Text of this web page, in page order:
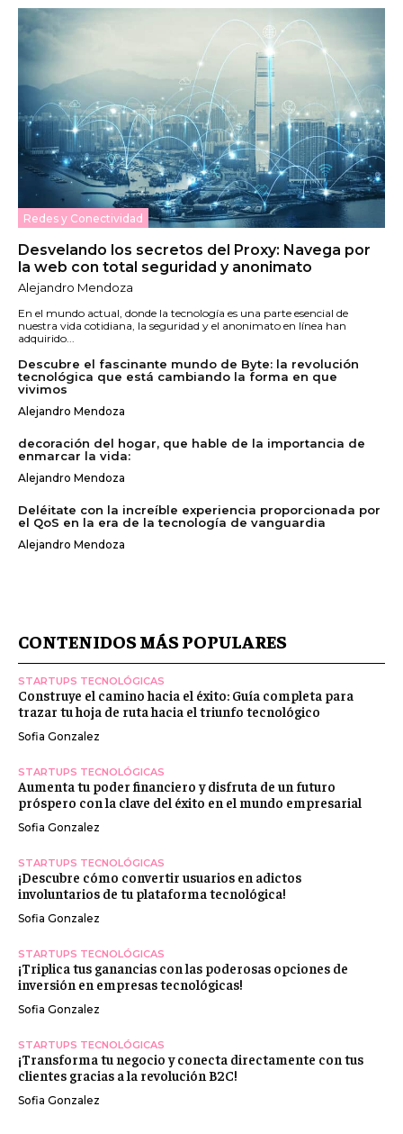
Redes y Conectividad
Desvelando los secretos del Proxy: Navega por
la web con total seguridad y anonimato
Alejandro Mendoza
En el mundo actual, donde la tecnología es una parte esencial de
nuestra vida cotidiana, la seguridad y el anonimato en línea han
adquirido...
Descubre el fascinante mundo de Byte: la revolución
tecnológica que está cambiando la forma en que
vivimos
Alejandro Mendoza
decoración del hogar, que hable de la importancia de
enmarcar la vida:
Alejandro Mendoza
Deléitate con la increíble experiencia proporcionada por
el QoS en la era de la tecnología de vanguardia
Alejandro Mendoza
CONTENIDOS MÁS POPULARES
STARTUPS TECNOLÓGICAS
Construye el camino hacia el éxito: Guía completa para
trazar tu hoja de ruta hacia el triunfo tecnológico
Sofia Gonzalez
STARTUPS TECNOLÓGICAS
Aumenta tu poder financiero y disfruta de un futuro
próspero con la clave del éxito en el mundo empresarial
Sofia Gonzalez
STARTUPS TECNOLÓGICAS
¡Descubre cómo convertir usuarios en adictos
involuntarios de tu plataforma tecnológica!
Sofia Gonzalez
STARTUPS TECNOLÓGICAS
¡Triplica tus ganancias con las poderosas opciones de
inversión en empresas tecnológicas!
Sofia Gonzalez
STARTUPS TECNOLÓGICAS
¡Transforma tu negocio y conecta directamente con tus
clientes gracias a la revolución B2C!
Sofia Gonzalez